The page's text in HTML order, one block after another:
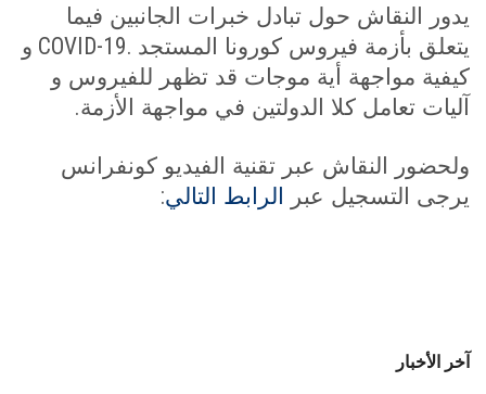
يدور النقاش حول تبادل خبرات الجانبين فيما
يتعلق بأزمة فيروس كورونا المستجد COVID-19. و
كيفية مواجهة أية موجات قد تظهر للفيروس و
آليات تعامل كلا الدولتين في مواجهة الأزمة.
ولحضور النقاش عبر تقنية الفيديو كونفرانس
يرجى التسجيل عبر
الرابط التالي:
آخر الأخبار